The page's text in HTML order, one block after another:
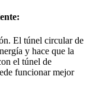
El túnel circular de
y hace que la
el túnel de
funcionar mejor